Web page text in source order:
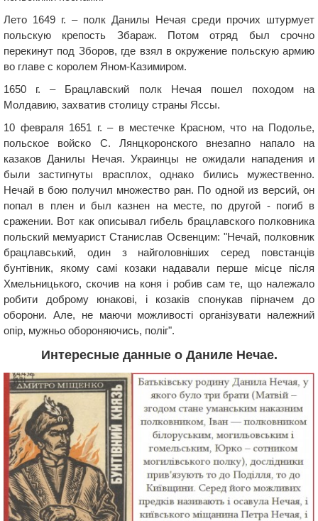
Лето 1649 г. – полк Данилы Нечая среди прочих штурмует
польскую крепость Збараж. Потом отряд был срочно
перекинут под Зборов, где взял в окружение польскую армию
во главе с королем Яном-Казимиром.
1650 г. – Брацлавский полк Нечая пошел походом на
Молдавию, захватив столицу страны Яссы.
10 февраля 1651 г. – в местечке Красном, что на Подолье,
польское войско С. Лянцкоронского внезапно напало на
казаков Данилы Нечая. Украинцы не ожидали нападения и
были застигнуты врасплох, однако бились мужественно.
Нечай в бою получил множество ран. По одной из версий, он
попал в плен и был казнен на месте, по другой - погиб в
сражении. Вот как описывал гибель брацлавского полковника
польский мемуарист Станислав Освенцим: "Нечай, полковник
брацлавський, один з найголовніших серед повстанців
бунтівник, якому самі козаки надавали перше місце після
Хмельницького, скочив на коня і робив сам те, що належало
робити доброму юнакові, і козаків спонукав пірначем до
оборони. Але, не маючи можливості організувати належний
опір, мужньо обороняючись, поліг".
Интересные данные о Даниле Нечае.